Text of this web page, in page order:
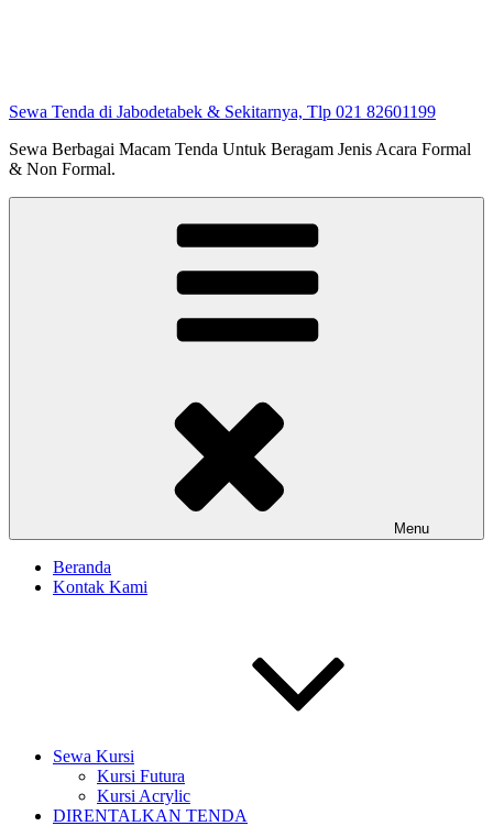
Sewa Tenda di Jabodetabek & Sekitarnya, Tlp 021 82601199
Sewa Berbagai Macam Tenda Untuk Beragam Jenis Acara Formal
& Non Formal.
Menu
Beranda
Kontak Kami
Sewa Kursi
Kursi Futura
Kursi Acrylic
DIRENTALKAN TENDA